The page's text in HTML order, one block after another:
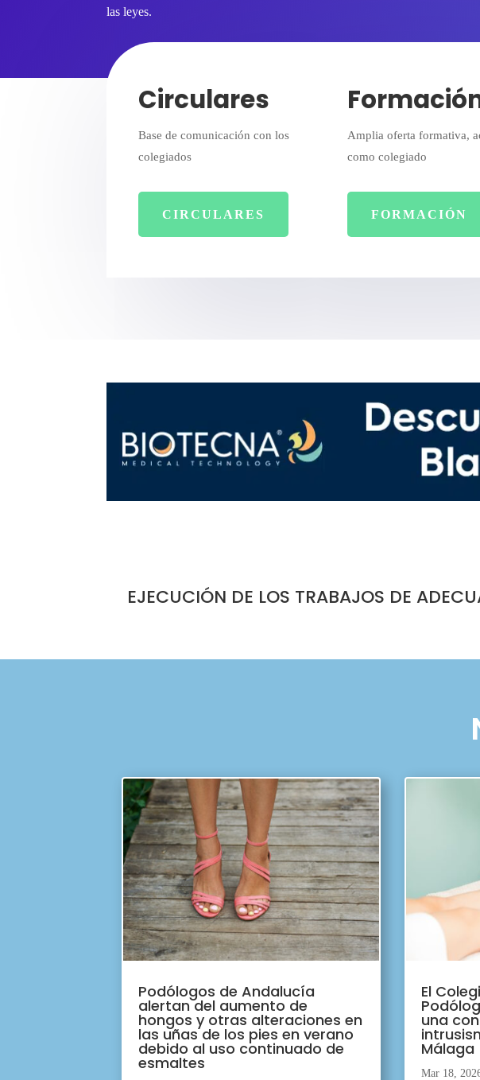
las leyes.
Circulares
Base de comunicación con los
colegiados
CIRCULARES
Amplia oferta formativa,
como colegiado
FORMACIÓN
EJECUCIÓN DE LOS TRABAJOS DE
Podólogos de Andalucía
alertan del aumento de
hongos y otras alteraciones en
las uñas de los pies en verano
debido al uso continuado de
esmaltes
El
una
Málaga
Mar 18,